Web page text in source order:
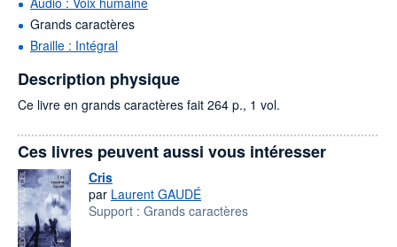
Grands caractères
Braille : Intégral
Description physique
Ce livre en grands caractères fait 264 p., 1 vol.
Ces livres peuvent aussi vous intéresser
Cris
par Laurent GAUDÉ
Support : Grands caractères